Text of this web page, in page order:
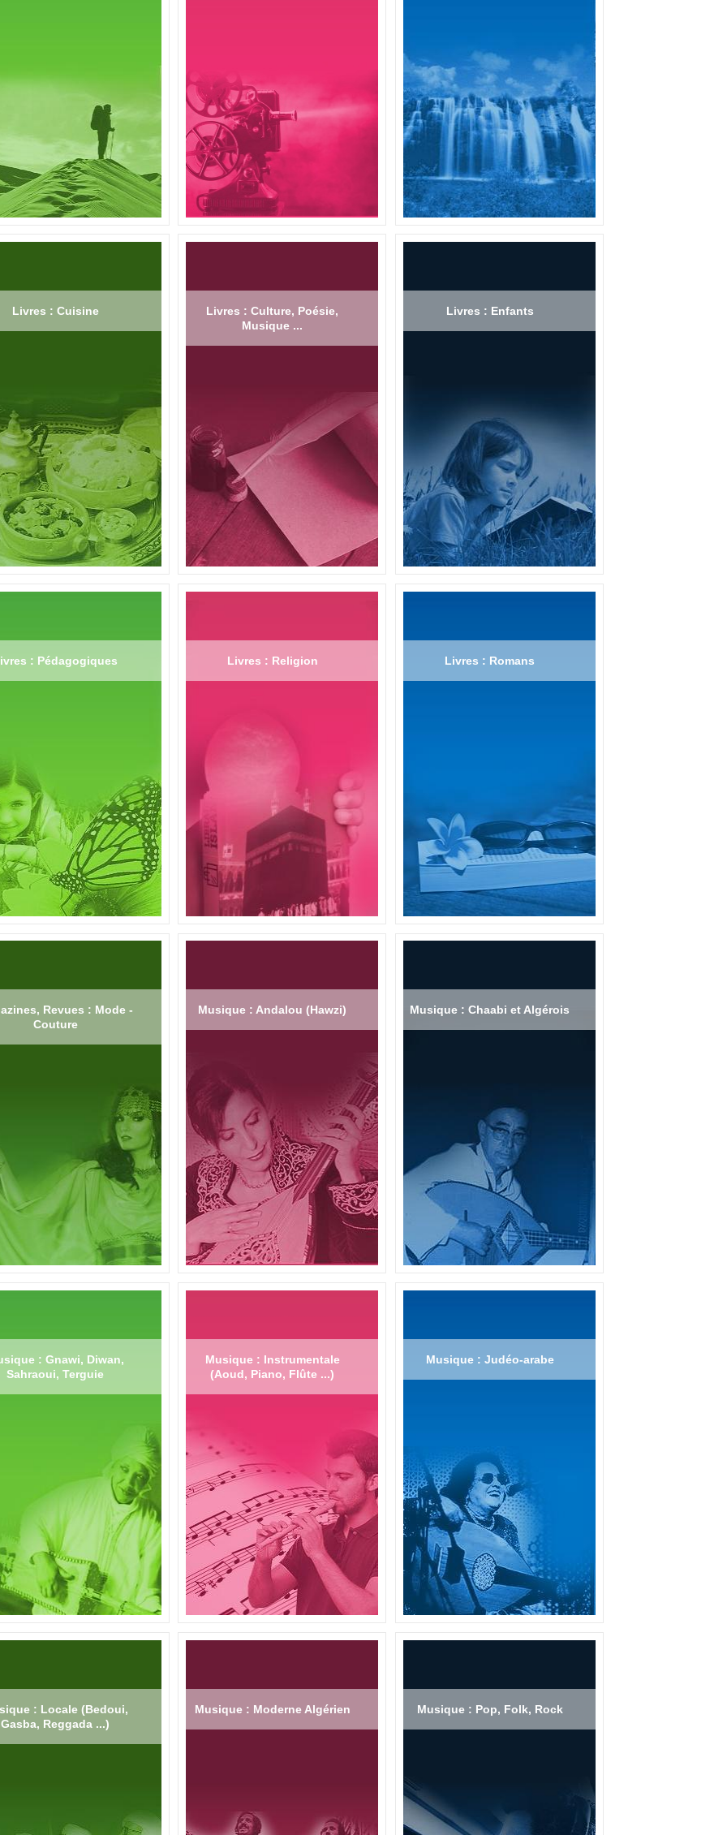
Livres : Cuisine
Livres : Culture, Poésie,
Musique ...
Livres : Enfants
: Pédagogiques Livres : Religion Livres : Romans
Revues : Mode -
Couture
Musique : Andalou (Hawzi) Musique : Chaabi et Algérois
: Gnawi, Diwan,
Sahraoui, Terguie
Musique : Instrumentale
(Aoud, Piano, Flûte ...)
Musique : Judéo-arabe
: Locale (Bedoui,
Gasba, Reggada ...)
Musique : Moderne Algérien Musique : Pop, Folk, Rock